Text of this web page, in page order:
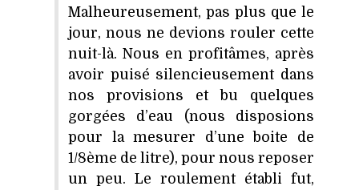
Malheureusement, pas plus que le
jour, nous ne devions rouler cette
nuit-là. Nous en profitâmes, après
avoir puisé silencieusement dans
nos provisions et bu quelques
gorgées d’eau (nous disposions
pour la mesurer d’une boite de
1/8ème de litre), pour nous reposer
un peu. Le roulement établi fut,